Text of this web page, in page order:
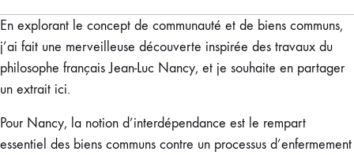
En explorant le concept de communauté et de biens communs,
j’ai fait une merveilleuse découverte inspirée des travaux du
philosophe français Jean-Luc Nancy, et je souhaite en partager
un extrait ici.
Pour Nancy, la notion d’interdépendance est le rempart
essentiel des biens communs contre un processus d’enfermement